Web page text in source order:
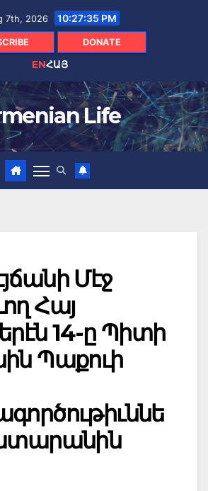
7th, 2026 10:27:36 PM
DONATE
ENՀԱՅ
Life
Մէջ
Հայ
14-ը Պիտի
Պաքուի